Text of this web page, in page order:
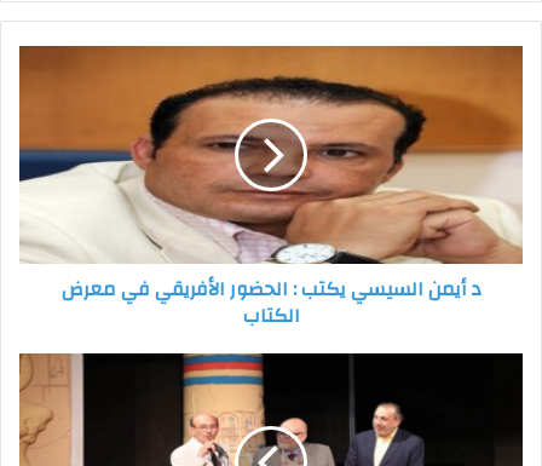
السيسي
:
الأفريقي
في
معرض
د أيمن السيسي يكتب : الحضور الأفريقي في معرض
الكتاب